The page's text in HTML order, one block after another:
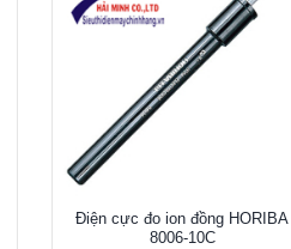
Điện cực đo ion đồng HORIBA
8006-10C